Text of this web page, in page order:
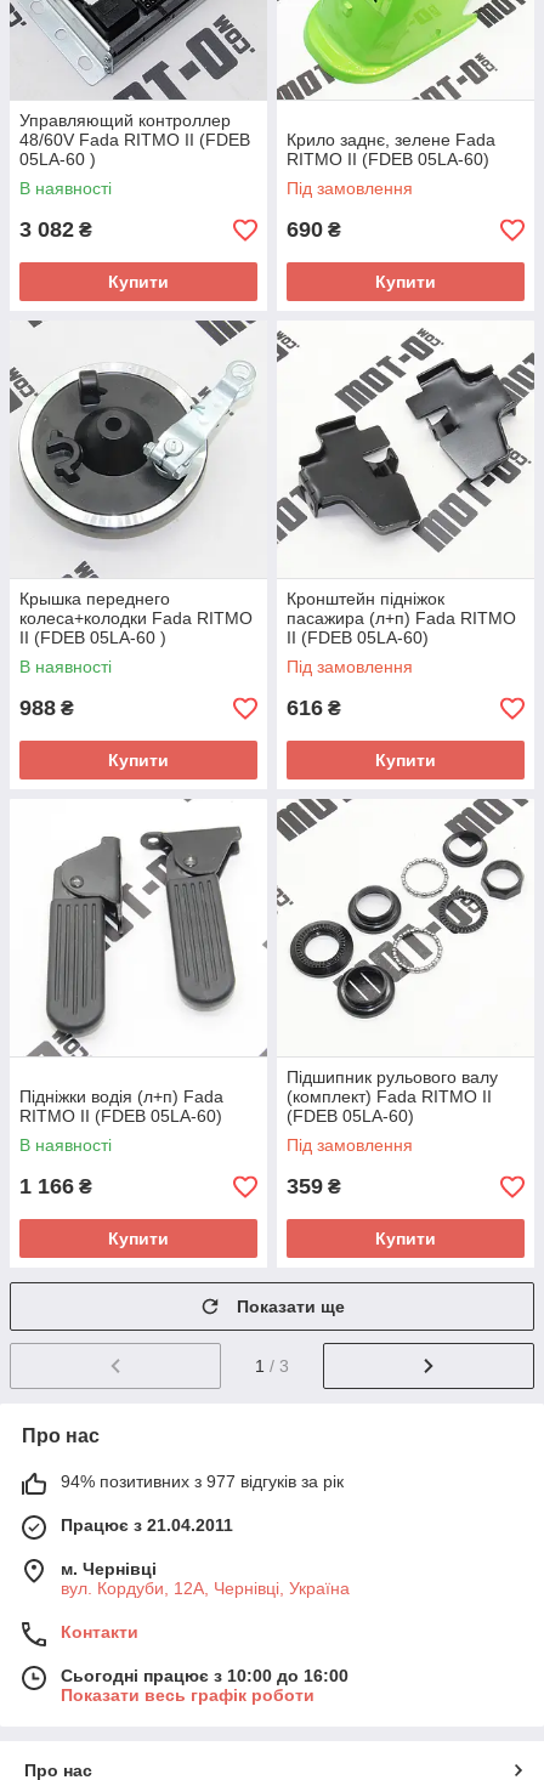
Управляющий контроллер
48/60V Fada RITMO II (FDEB
05LA-60 )
В наявності
3 082 ₴
Купити
Крило заднє, зелене Fada
RITMO II (FDEB 05LA-60)
Під замовлення
690 ₴
Купити
Крышка переднего
колеса+колодки Fada RITMO
II (FDEB 05LA-60 )
В наявності
988 ₴
Купити
Кронштейн підніжок
пасажира (л+п) Fada RITMO
II (FDEB 05LA-60)
Під замовлення
616 ₴
Купити
Підніжки водія (л+п) Fada
RITMO II (FDEB 05LA-60)
В наявності
1 166 ₴
Купити
Підшипник рульового валу
(комплект) Fada RITMO II
(FDEB 05LA-60)
Під замовлення
359 ₴
Купити
Показати ще
1 / 3
Про нас
94% позитивних з 977 відгуків за рік
Працює з 21.04.2011
м. Чернівці
вул. Кордуби, 12А, Чернівці, Україна
Контакти
Сьогодні працює з 10:00 до 16:00
Показати весь графік роботи
Про нас